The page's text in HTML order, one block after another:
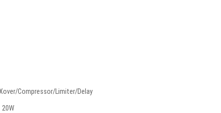
Compressor/Limiter/Delay